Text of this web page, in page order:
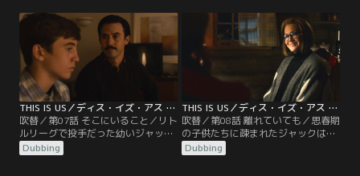
ーバーへ。時を同じくして、ランダ
ルの元に生前のローレルを知るハイ
という人物から連絡が来るが…。
に惹かれ合っていくも想いはかなわ
ない。一人で町を出たローレルは、
ピッツバーグでウィリアムと出会い
ランダルを出産するが…。
THIS IS US／ディス・イズ・アス シーズン5 第07話／吹替
吹替／第07話 そこにいること／リト
ルリーグで投手だった幼いジャッ
ク。毎回飲酒しながら観戦する父ス
タンリーが試合に負けると機嫌が悪
Dubbing
THIS IS US／ディス・イズ・アス シーズン5 第08話／吹替
吹替／第08話 離れていても／思春期
の子供たちに疎まれたジャックは、
レベッカと2人で山荘で休暇を過ご
す。子供たちの愚痴ばかりのレベッ
Dubbing